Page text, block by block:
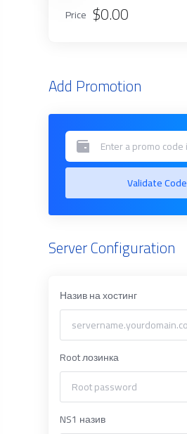
Price $0.00
Add Promotion
Validate Code
Server Configuration
Назив на хостинг
Root лозинка
NS1 назив